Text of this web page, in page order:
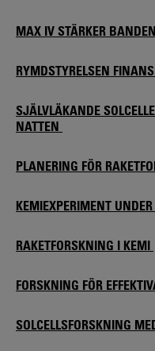
MAX IV STÄRKER
RYMDSTYRELSEN
SJÄLVLÄKANDE
NATTEN
PLANERING FÖR
KEMIEXPERIMENT
RAKETFORSKNING I KEMI
FORSKNING FÖR
SOLCELLSFORSKNING